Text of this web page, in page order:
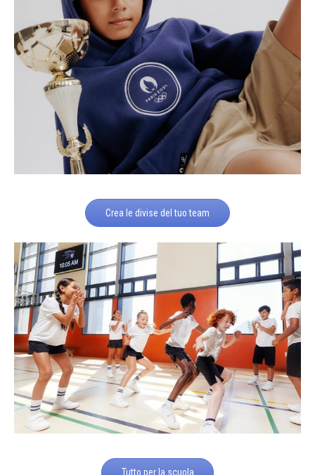
Crea le divise del tuo team
Tutto per la scuola